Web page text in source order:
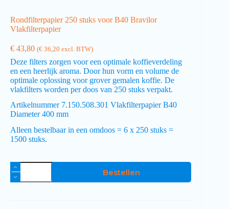
Rondfilterpapier 250 stuks voor B40 Bravilor
Vlakfilterpapier
€ 43,80 (€ 36,20 excl. BTW)
Deze filters zorgen voor een optimale koffieverdeling
en een heerlijk aroma. Door hun vorm en volume de
optimale oplossing voor grover gemalen koffie. De
vlakfilters worden per doos van 250 stuks verpakt.
Artikelnummer 7.150.508.301 Vlakfilterpapier B40
Diameter400 mm
Alleen bestelbaar in een omdoos = 6 x 250 stuks =
1500 stuks.
Bestellen